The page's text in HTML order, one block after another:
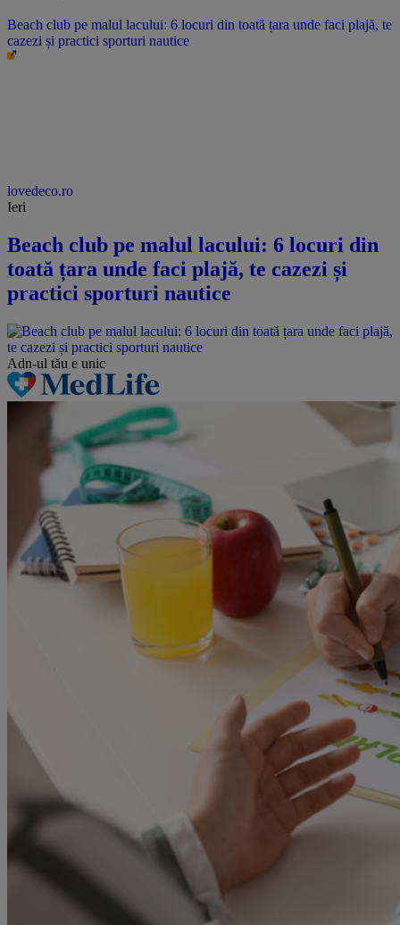
Beach club pe malul lacului: 6 locuri din toată țara unde faci plajă, te
cazezi și practici sporturi nautice
lovedeco.ro
Ieri
Beach club pe malul lacului: 6 locuri din
toată țara unde faci plajă, te cazezi și
practici sporturi nautice
Adn-ul tău e unic